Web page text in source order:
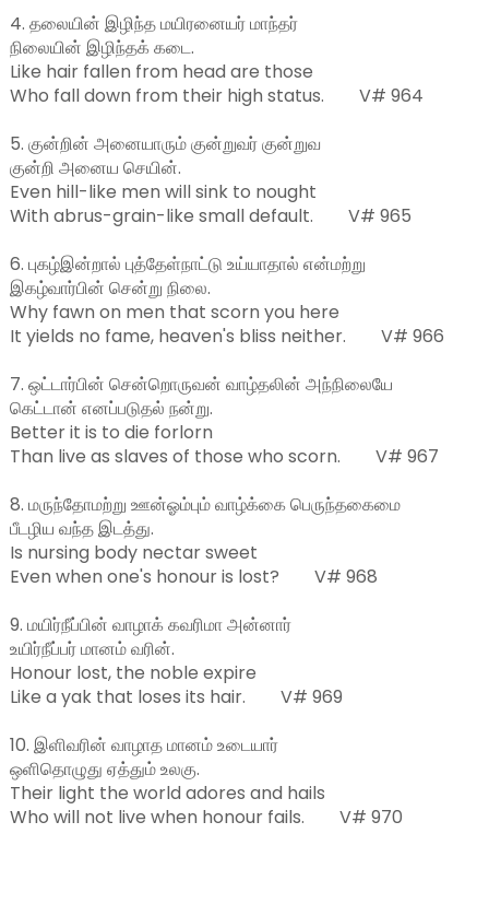
4. தலையின் இழிந்த மயிரனையர் மாந்தர்
நிலையின் இழிந்தக் கடை.
Like hair fallen from head are those
Who fall down from their high status.        V# 964
5. குன்றின் அனையாரும் குன்றுவர் குன்றுவ
குன்றி அனைய செயின்.
Even hill-like men will sink to nought
With abrus-grain-like small default.        V# 965
6. புகழ்இன்றால் புத்தேள்நாட்டு உய்யாதால் என்மற்று
இகழ்வார்பின் சென்று நிலை.
Why fawn on men that scorn you here
It yields no fame, heaven's bliss neither.        V# 966
7. ஒட்டார்பின் சென்றொருவன் வாழ்தலின் அந்நிலையே
கெட்டான் எனப்படுதல் நன்று.
Better it is to die forlorn
Than live as slaves of those who scorn.        V# 967
8. மருந்தோமற்று ஊன்ஓம்பும் வாழ்க்கை பெருந்தகைமை
பீடழிய வந்த இடத்து.
Is nursing body nectar sweet
Even when one's honour is lost?        V# 968
9. மயிர்நீப்பின் வாழாக் கவரிமா அன்னார்
உயிர்நீப்பர் மானம் வரின்.
Honour lost, the noble expire
Like a yak that loses its hair.        V# 969
10. இளிவரின் வாழாத மானம் உடையார்
ஒளிதொழுது ஏத்தும் உலகு.
Their light the world adores and hails